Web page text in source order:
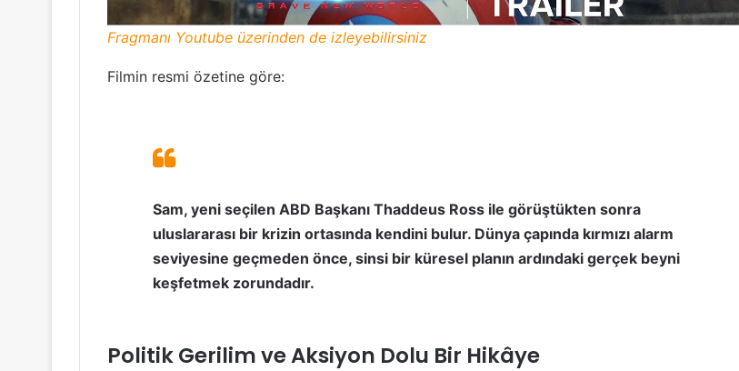
Fragmanı Youtube üzerinden de izleyebilirsiniz
Filmin resmi özetine göre:
Sam, yeni seçilen ABD Başkanı Thaddeus Ross ile görüştükten sonra
uluslararası bir krizin ortasında kendini bulur. Dünya çapında kırmızı alarm
seviyesine geçmeden önce, sinsi bir küresel planın ardındaki gerçek beyni
keşfetmek zorundadır.
Politik Gerilim ve Aksiyon Dolu Bir Hikâye